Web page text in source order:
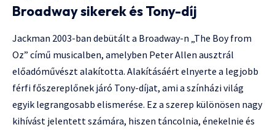
Broadway sikerek és Tony-díj
Jackman 2003-ban debütált a Broadway-n „The Boy from
Oz” című musicalben, amelyben Peter Allen ausztrál
előadóművészt alakította. Alakításáért elnyerte a legjobb
férfi főszereplőnek járó Tony-díjat, ami a színházi világ
egyik legrangosabb elismerése. Ez a szerep különösen nagy
kihívást jelentett számára, hiszen táncolnia, énekelnie és